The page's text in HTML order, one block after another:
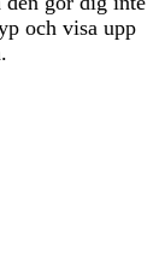
och visa upp